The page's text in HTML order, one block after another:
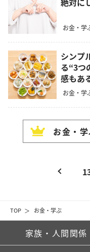
TOP お金・学ぶ
お金・学
シンプ
る“3つ
感もあ
お金・学
お金・
家族・人間関係